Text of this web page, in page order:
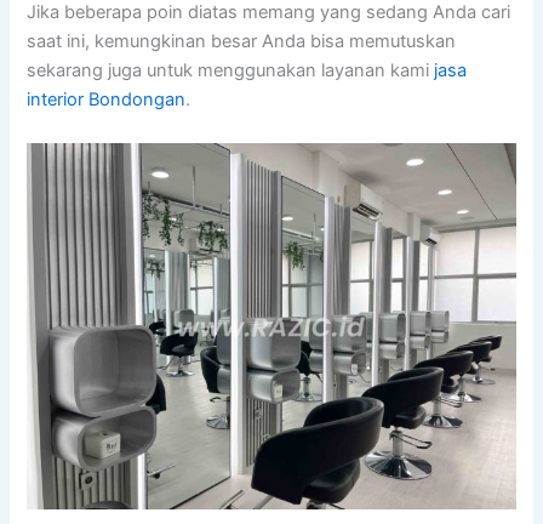
Jika beberapa poin diatas memang yang sedang Anda cari
saat ini, kemungkinan besar Anda bisa memutuskan
sekarang juga untuk menggunakan layanan kami jasa
interior Bondongan.